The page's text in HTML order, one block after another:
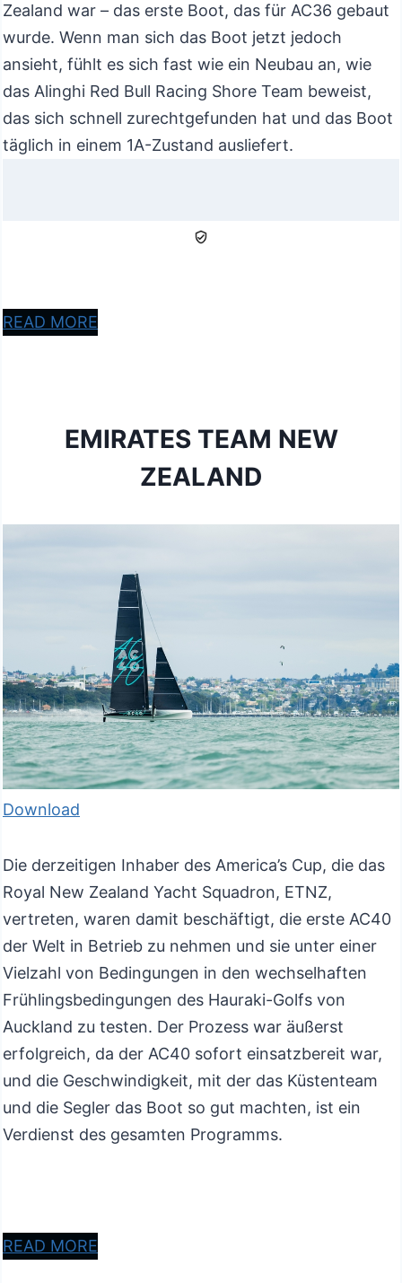
Zealand war – das erste Boot, das für AC36 gebaut
wurde. Wenn man sich das Boot jetzt jedoch
ansieht, fühlt es sich fast wie ein Neubau an, wie
das Alinghi Red Bull Racing Shore Team beweist,
das sich schnell zurechtgefunden hat und das Boot
täglich in einem 1A-Zustand ausliefert.
READ MORE
EMIRATES TEAM NEW
ZEALAND
Download
Die derzeitigen Inhaber des America’s Cup, die das
Royal New Zealand Yacht Squadron, ETNZ,
vertreten, waren damit beschäftigt, die erste AC40
der Welt in Betrieb zu nehmen und sie unter einer
Vielzahl von Bedingungen in den wechselhaften
Frühlingsbedingungen des Hauraki-Golfs von
Auckland zu testen. Der Prozess war äußerst
erfolgreich, da der AC40 sofort einsatzbereit war,
und die Geschwindigkeit, mit der das Küstenteam
und die Segler das Boot so gut machten, ist ein
Verdienst des gesamten Programms.
READ MORE